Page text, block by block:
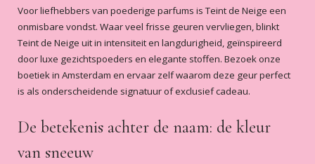
Subtiele zachte geur..
Heerlijk zachte geur, een blijvertje.
Reuk deze de hele dag maar subtiel.
Trudy bijnen - 2020-06-26
/5
ruiken.Ben er blij mee.
Wanda Visser-2020-06-08
Voor liefhebbers van poederige parfums is Teint de Neige een
onmisbare vondst. Waar veel frisse geuren vervliegen, blinkt
Teint de Neige uit in intensiteit en langdurigheid, geïnspireerd
door luxe gezichtspoeders en elegante stoffen. Bezoek onze
boetiek in Amsterdam en ervaar zelf waarom deze geur perfect
is als onderscheidende signatuur of exclusief cadeau.
De betekenis achter de naam: de kleur
van sneeuw